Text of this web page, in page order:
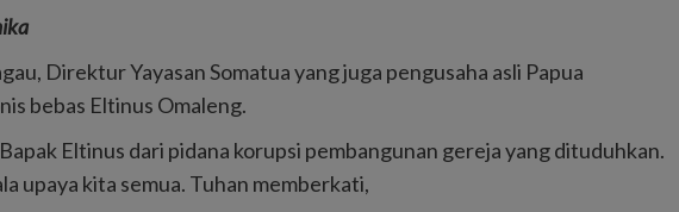
Direktur Yayasan Somatua yang juga pengusaha asli Papua
bebas Eltinus Omaleng.
Eltinus dari pidana korupsi pembangunan gereja yang dituduhkan.
upaya kita semua. Tuhan memberkati,